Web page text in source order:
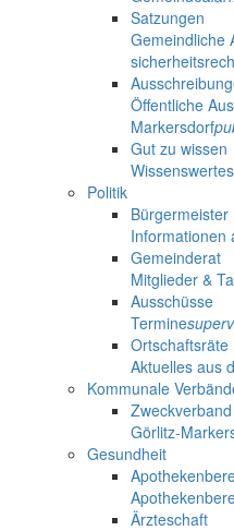
Satzungen
Gemeindliche
Öffentliche
Markersdorf
Gut zu wissen
Politik
Bürgermeister
Informationen
Gemeinderat
Mitglieder &
Ausschüsse
Termine
Ortschaftsräte
Aktuelles aus
Kommunale
Görlitz-
Gesundheit
Ärzteschaft